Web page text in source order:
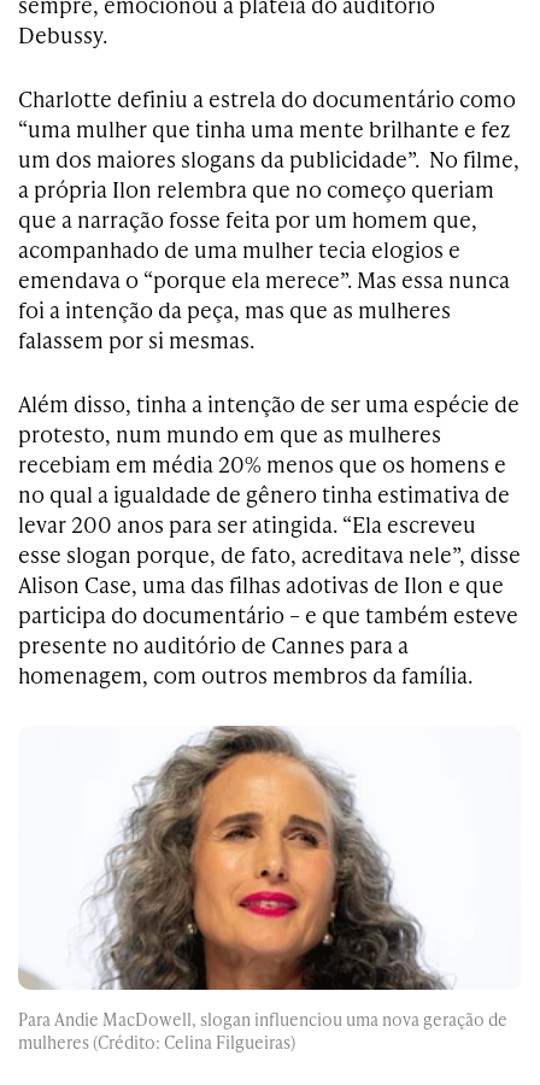
Debussy.
Charlotte definiu a estrela do documentário como
“uma mulher que tinha uma mente brilhante e fez
um dos maiores slogans da publicidade”. No filme,
a própria Ilon relembra que no começo queriam
que a narração fosse feita por um homem que,
acompanhado de uma mulher tecia elogios e
emendava o “porque ela merece”. Mas essa nunca
foi a intenção da peça, mas que as mulheres
falassem por si mesmas.
Além disso, tinha a intenção de ser uma espécie de
protesto, num mundo em que as mulheres
recebiam em média 20% menos que os homens e
no qual a igualdade de gênero tinha estimativa de
levar 200 anos para ser atingida. “Ela escreveu
esse slogan porque, de fato, acreditava nele”, disse
Alison Case, uma das filhas adotivas de Ilon e que
participa do documentário – e que também esteve
presente no auditório de Cannes para a
homenagem, com outros membros da família.
Para Andie MacDowell, slogan influenciou uma nova geração de
mulheres (Crédito: Celina Filgueiras)